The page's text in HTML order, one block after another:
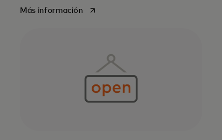
Más informaciónse abre en una pestaña nueva